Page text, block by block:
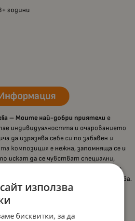
години
– Моите най-добри приятели е
индивидуалността и очарованието
да изразява себе си по забавен и
композиция е нежна, запомняща се и
искат да се чувстват специални,
флакон от
удобно се
и е перфектен за ежедневна употреба.
се аромат
използва
бисквитки, за да